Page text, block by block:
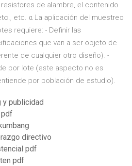
de alambre, el contenido
etc. α La aplicación del muestreo
requiere: - Definir las
que van a ser objeto de
de cualquier otro diseño). -
por lote (este aspecto no es
por población de estudio).
y publicidad
directivo
pdf
pdf